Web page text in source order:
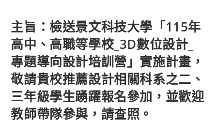
主旨：檢送景文科技大學「115年
高中、高職等學校_3D數位設計_
專題導向設計培訓營」實施計畫，
敬請貴校推薦設計相關科系之二、
三年級學生踴躍報名參加，並歡迎
教師帶隊參與，請查照。